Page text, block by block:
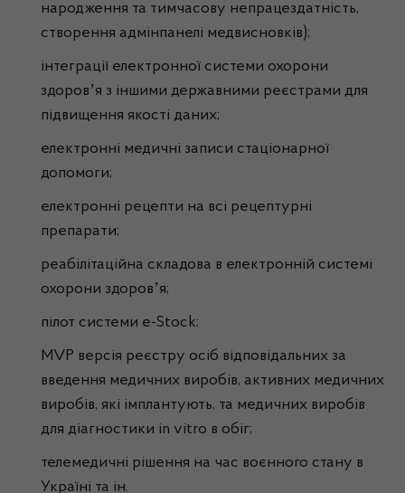
народження та тимчасову непрацездатність,
створення адмінпанелі медвисновків);
інтеграції електронної системи охорони
здоровʼя з іншими державними реєстрами для
підвищення якості даних;
електронні медичні записи стаціонарної
допомоги;
електронні рецепти на всі рецептурні
препарати;
реабілітаційна складова в електронній системі
охорони здоровʼя;
пілот системи e-Stock;
MVP версія реєстру осіб відповідальних за
введення медичних виробів, активних медичних
виробів, які імплантують, та медичних виробів
для діагностики in vitro в обіг;
телемедичні рішення на час воєнного стану в
Україні та ін.